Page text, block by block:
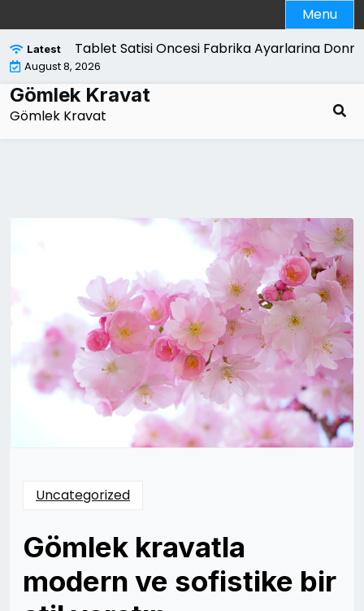
to
content
Menu
Latest
Tablet Satisi Oncesi Fabrika Ayarlarina Donme
August 8, 2026
Gömlek Kravat
Gömlek Kravat
Uncategorized
Gömlek kravatla
modern ve sofistike bir